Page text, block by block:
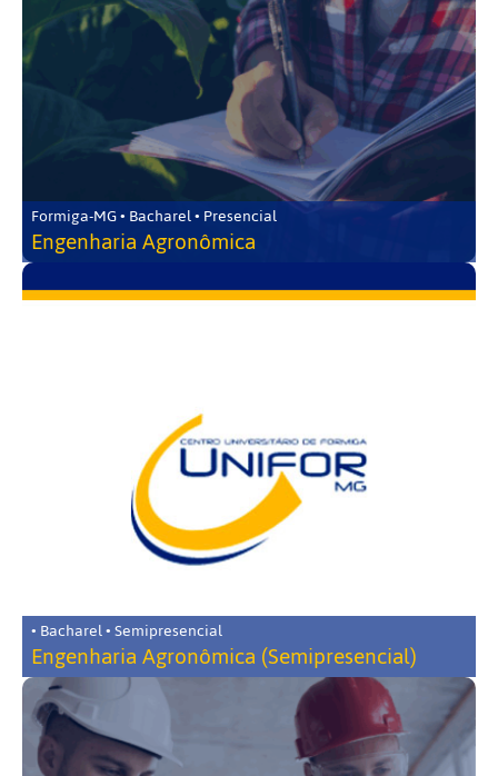
Formiga-MG • Bacharel • Presencial
Engenharia Agronômica
• Bacharel • Semipresencial
Engenharia Agronômica (Semipresencial)